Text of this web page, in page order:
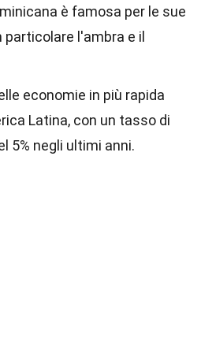
è famosa per le sue
particolare l'ambra e il
economie in più rapida
Latina, con un tasso di
5% negli ultimi anni.